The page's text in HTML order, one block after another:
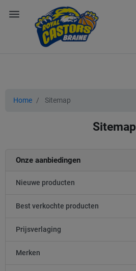
menu
Home Sitemap
Sitemap
Onze aanbiedingen
Nieuwe producten
Best verkochte producten
Prijsverlaging
Merken